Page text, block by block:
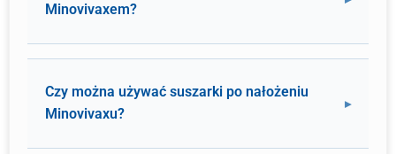
Minovivaxem?
Czy można używać suszarki po nałożeniu
Minovivaxu?